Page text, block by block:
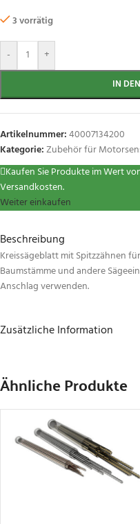
3 vorrätig
- +
IN
Artikelnummer:40007134200
Kategorie:Zubehör für
Kaufen Sie Produkte im Wert
Versandkosten.
Weiter einkaufen
Beschreibung
Kreissägeblatt mit Spitzzähnen
Baumstämme und andere
Anschlag verwenden.
Zusätzliche Information
Ähnliche Produkte